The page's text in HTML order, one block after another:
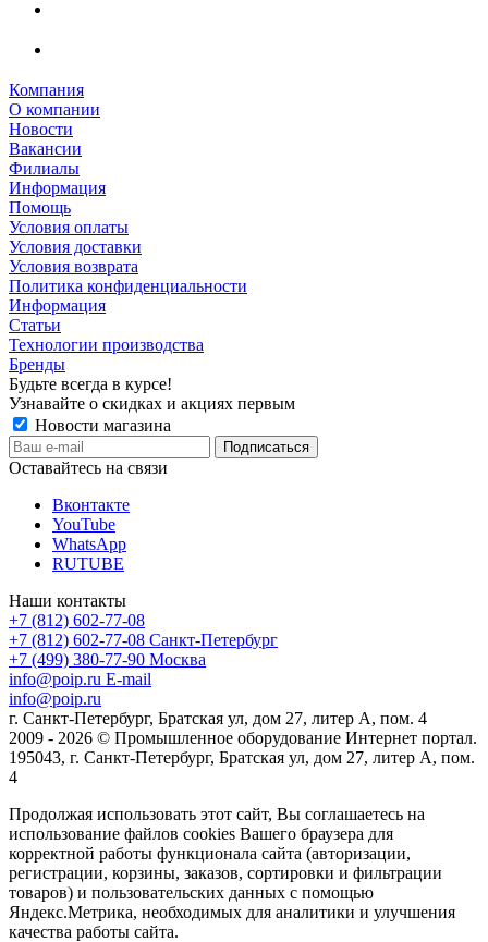
Компания
О компании
Новости
Вакансии
Филиалы
Информация
Помощь
Условия оплаты
Условия доставки
Условия возврата
Политика конфиденциальности
Информация
Статьи
Технологии производства
Бренды
Будьте всегда в курсе!
Узнавайте о скидках и акциях первым
Новости магазина
Оставайтесь на связи
Вконтакте
YouTube
WhatsApp
RUTUBE
Наши контакты
+7 (812) 602-77-08
+7 (812) 602-77-08 Санкт-Петербург
+7 (499) 380-77-90 Москва
info@poip.ru E-mail
info@poip.ru
г. Санкт-Петербург, Братская ул, дом 27, литер А, пом. 4
2009 - 2026 © Промышленное оборудование Интернет портал.
195043, г. Санкт-Петербург, Братская ул, дом 27, литер А, пом.
4
Продолжая использовать этот сайт, Вы соглашаетесь на
использование файлов cookies Вашего браузера для
корректной работы функционала сайта (авторизации,
регистрации, корзины, заказов, сортировки и фильтрации
товаров) и пользовательских данных с помощью
Яндекс.Метрика, необходимых для аналитики и улучшения
качества работы сайта.